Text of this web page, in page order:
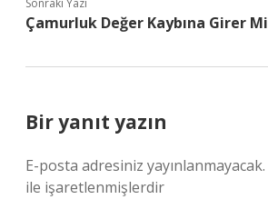
Sonraki Yazı
Çamurluk Değer Kaybına Girer Mi
Bir yanıt yazın
E-posta adresiniz yayınlanmayacak.
ile işaretlenmişlerdir